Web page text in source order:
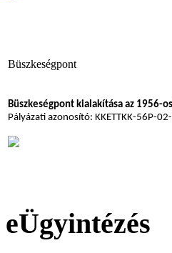
Büszkeségpont
Büszkeségpont kialakítása az 1956-
Pályázati azonosító: KKETTKK-56P-
eÜgyintézés